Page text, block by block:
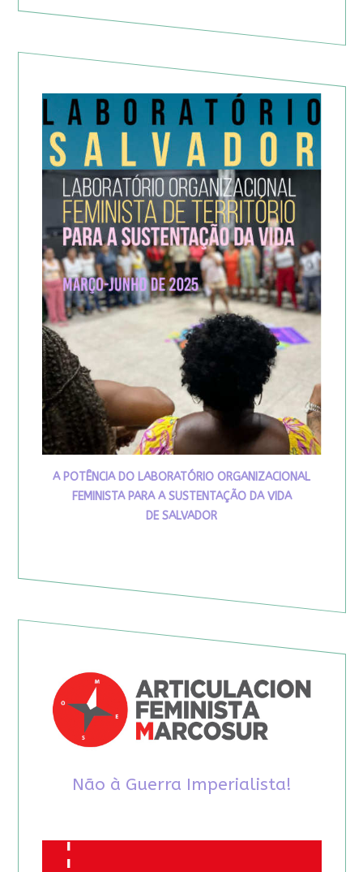
A POTÊNCIA DO LABORATÓRIO ORGANIZACIONAL
FEMINISTA PARA A SUSTENTAÇÃO DA VIDA
DE SALVADOR
Não à Guerra Imperialista!